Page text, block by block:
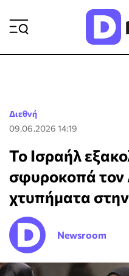
Διεθνή
09.06.2026 14:19
Το Ισραήλ
σφυροκοπά τον
χτυπήματα
Newsroom